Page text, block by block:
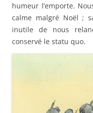
humeur l’emporte.
calme malgré Noël ;
inutile de nous
conservé le statu quo.